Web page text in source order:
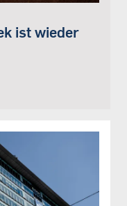
ist wieder